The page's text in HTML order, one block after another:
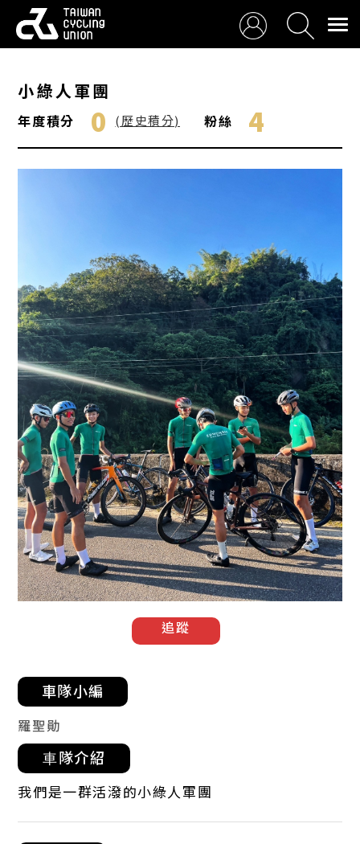
小綠人軍團
年度積分 0 (歷史積分) 粉絲 4
追蹤
車隊小編
羅聖勛
⾞隊介紹
我們是一群活潑的小綠人軍團